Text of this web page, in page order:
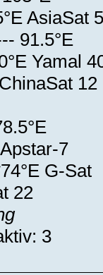
AsiaSat 5
91.5°E
Yamal
12
7
G-Sat
22
3